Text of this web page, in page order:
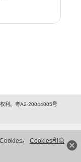
。 Cookies和隐
利。粤A2-20044005号